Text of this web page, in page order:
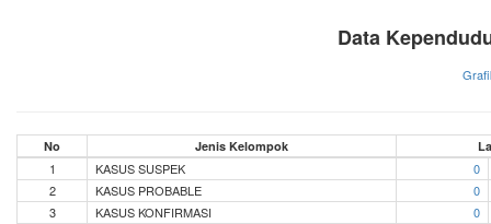
Data
No Jenis Kelompok
1 KASUS SUSPEK
0
2
KASUS PROBABLE
0
3
KASUS KONFIRMASI
0